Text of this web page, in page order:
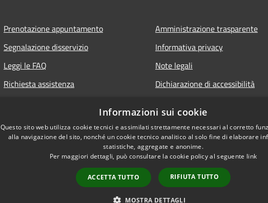
Prenotazione appuntamento
Segnalazione disservizio
Leggi le FAQ
Richiesta assistenza
Amministrazione trasparente
Informativa privacy
Note legali
Dichiarazione di accessibilità
Copyright © 2026 •
Informazioni sui cookie
Questo sito web utilizza cookie tecnici e assimilati strettamente necessari al corretto
alla navigazione del sito, nonché un cookie tecnico analitico al solo fine di elaborare
statistiche, aggregate e anonime.
Per maggiori dettagli, può consultare la cookie policy al seguente link
ACCETTA TUTTO RIFIUTA TUTTO
MOSTRA DETTAGLI